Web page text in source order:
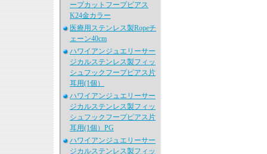
ープカットフープピアス
K24金カラー
医療用ステンレス製Ropeチ
ェーン40cm
ハワイアンジュエリーサー
ジカルステンレス製フィッ
シュフックフープピアス片
耳用(1個）
ハワイアンジュエリーサー
ジカルステンレス製フィッ
シュフックフープピアス片
耳用(1個）PG
ハワイアンジュエリーサー
ジカルステンレス製フィッ